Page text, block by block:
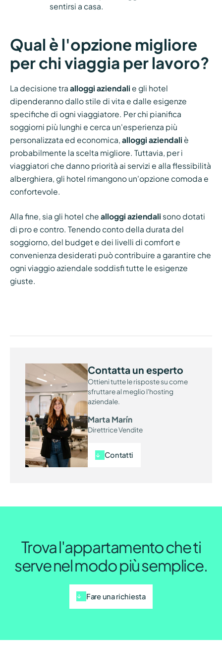
sentirsi a casa.
Qual è l'opzione migliore
per chi viaggia per lavoro?
La decisione tra alloggi aziendali e gli hotel
dipenderanno dallo stile di vita e dalle esigenze
specifiche di ogni viaggiatore. Per chi pianifica
soggiorni più lunghi e cerca un'esperienza più
personalizzata ed economica, alloggi aziendali è
probabilmente la scelta migliore. Tuttavia, per i
viaggiatori che danno priorità ai servizi e alla flessibilità
alberghiera, gli hotel rimangono un'opzione comoda e
confortevole.
Alla fine, sia gli hotel che alloggi aziendali sono dotati
di pro e contro. Tenendo conto della durata del
soggiorno, del budget e dei livelli di comfort e
convenienza desiderati può contribuire a garantire che
ogni viaggio aziendale soddisfi tutte le esigenze
giuste.
Contatta un esperto
Ottieni tutte le risposte su come
sfruttare al meglio l'hosting
aziendale.
Marta Marín
Direttrice Vendite
Contatti
Trova l'appartamento che ti
serve nel modo più semplice.
Fare una richiesta